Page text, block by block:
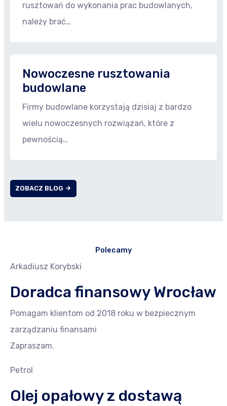
rusztowań do wykonania prac budowlanych,
należy brać…
Nowoczesne rusztowania
budowlane
Firmy budowlane korzystają dzisiaj z bardzo
wielu nowoczesnych rozwiązań, które z
pewnością…
ZOBACZ BLOG
Polecamy
Arkadiusz Korybski
Doradca finansowy Wrocław
Pomagam klientom od 2018 roku w bezpiecznym
zarządzaniu finansami
Zapraszam.
Petrol
Olej opałowy z dostawą